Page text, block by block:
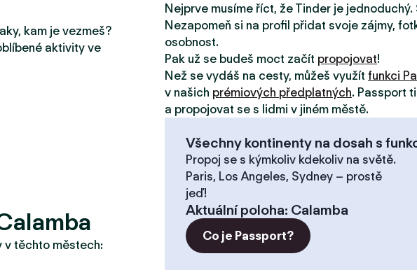
kam je vezmeš?
aktivity ve
v těchto městech:
Nejprve musíme říct, že Tinder je
Nezapomeň si na profil přidat svoje zájmy,
osobnost.
Pak už se budeš moct začít propojovat!
Než se vydáš na cesty, můžeš využít funkci
v našich prémiových předplatných. Passport
a propojovat se s lidmi v jiném městě.
Všechny kontinenty na dosah s
Propoj se s kýmkoliv kdekoliv na světě.
Paris, Los Angeles, Sydney – prostě
jeď!
Aktuální poloha: Calamba
Co je Passport?